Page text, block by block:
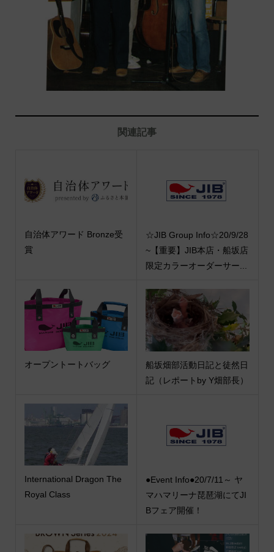
関連記事
自治体アワード Bronze受
賞
☆JIB Group Info☆20/9/28
~【重要】JIB本店・船坂店
限定カラーオーダーサー...
オープントートバッグ
船坂畑部活動日記と徒然日
記（レポートby Y畑部長）
International Dragon The
Royal Class
●Event Info●20/7/11～ ヤ
マハマリーナ琵琶湖にてJI
Bフェア開催！